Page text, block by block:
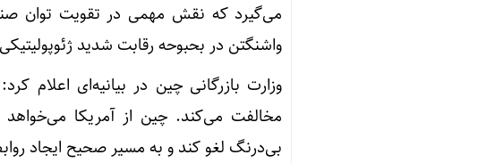
می‌گیرد که نقش مهمی در تقویت توان
واشنگتن در بحبوحه رقابت شدید
وزارت بازرگانی چین در بیانیه‌ای اعلام
مخالفت می‌کند. چین از آمریکا می‌خواهد
بی‌درنگ لغو کند و به مسیر صحیح ایجاد